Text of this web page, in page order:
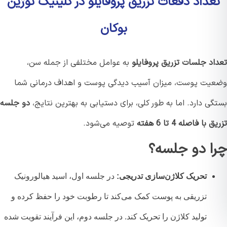
بوکان
جلسات تزریق پروفایلوبه عوامل مختلفی از جمله سن،
پوست، میزان آسیب دیدگی پوست و اهداف درمانی شما
دارد. اما به طور کلی، برای دستیابی به بهترین نتایج،دو جلسه
فاصله 4 تا 6 هفته
توصیه می‌شود.
دو جلسه؟
تحریک کلاژن‌سازی تدریجی:در جلسه اول، اسید هیالورونیک
تزریقی به پوست کمک می‌کند تا رطوبت خود را حفظ کرده و
تولید کلاژن را تحریک کند. در جلسه دوم، این فرآیند تقویت شده